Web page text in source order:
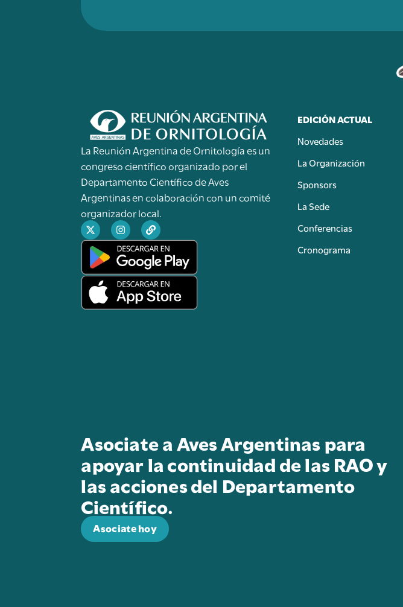
La Reunión Argentina de Ornitología es un
congreso científico organizado por el
Departamento Científico de Aves
Argentinas en colaboración con un comité
organizador local.
EDICIÓN ACTUAL
Novedades
La Organización
Sponsors
La Sede
Conferencias
Cronograma
Asociate a Aves Argentinas para
apoyar la continuidad de las RAO y
las acciones del Departamento
Científico.
Asociate hoy